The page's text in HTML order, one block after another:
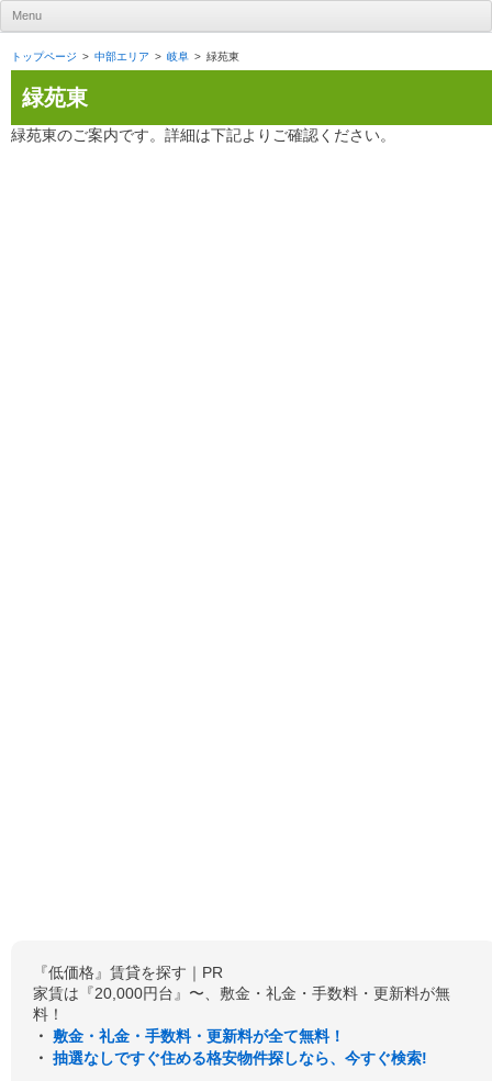
UR賃貸住宅ナビ
Menu
トップページ 中部エリア 岐阜 緑苑東
緑苑東
緑苑東のご案内です。詳細は下記よりご確認ください。
『低価格』賃貸を探す｜PR
家賃は『20,000円台』〜、敷金・礼金・手数料・更新料が無
料！
・ 敷金・礼金・手数料・更新料が全て無料！
・ 抽選なしですぐ住める格安物件探しなら、今すぐ検索!